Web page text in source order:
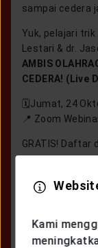
sampai cedera
Yuk, pelajari
Lestari & dr.
AMBIS
CEDERA! (Live
🗓️Jumat, 24
📍 Zoom
GRATIS! Daftar
Kami